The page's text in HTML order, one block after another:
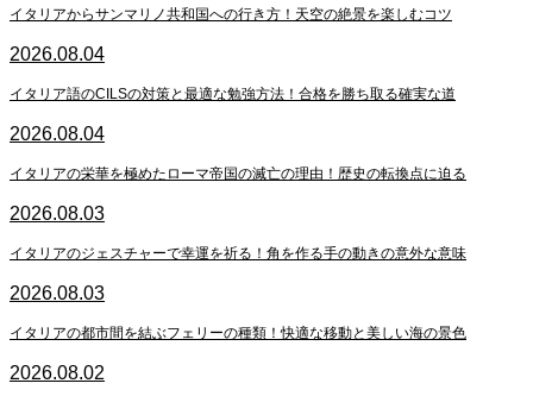
イタリアからサンマリノ共和国への行き方！天空の絶景を楽しむコツ
2026.08.04
イタリア語のCILSの対策と最適な勉強方法！合格を勝ち取る確実な道
2026.08.04
イタリアの栄華を極めたローマ帝国の滅亡の理由！歴史の転換点に迫る
2026.08.03
イタリアのジェスチャーで幸運を祈る！角を作る手の動きの意外な意味
2026.08.03
イタリアの都市間を結ぶフェリーの種類！快適な移動と美しい海の景色
2026.08.02